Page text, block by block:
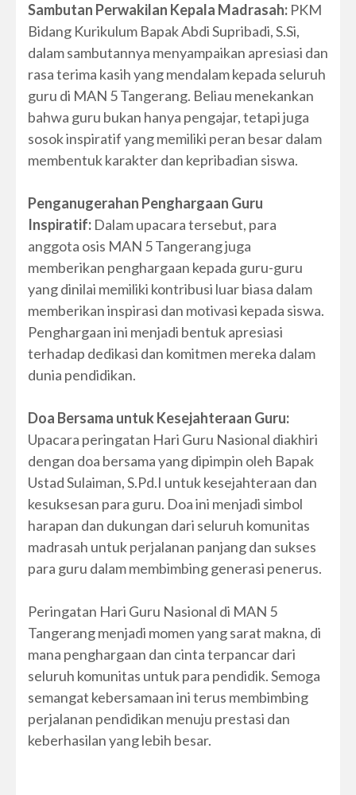
Sambutan Perwakilan Kepala Madrasah: PKM
Bidang Kurikulum Bapak Abdi Supribadi, S.Si,
dalam sambutannya menyampaikan apresiasi dan
rasa terima kasih yang mendalam kepada seluruh
guru di MAN 5 Tangerang. Beliau menekankan
bahwa guru bukan hanya pengajar, tetapi juga
sosok inspiratif yang memiliki peran besar dalam
membentuk karakter dan kepribadian siswa.
Penganugerahan Penghargaan Guru
Inspiratif: Dalam upacara tersebut, para
anggota osis MAN 5 Tangerang juga
memberikan penghargaan kepada guru-guru
yang dinilai memiliki kontribusi luar biasa dalam
memberikan inspirasi dan motivasi kepada siswa.
Penghargaan ini menjadi bentuk apresiasi
terhadap dedikasi dan komitmen mereka dalam
dunia pendidikan.
Doa Bersama untuk Kesejahteraan Guru:
Upacara peringatan Hari Guru Nasional diakhiri
dengan doa bersama yang dipimpin oleh Bapak
Ustad Sulaiman, S.Pd.I untuk kesejahteraan dan
kesuksesan para guru. Doa ini menjadi simbol
harapan dan dukungan dari seluruh komunitas
madrasah untuk perjalanan panjang dan sukses
para guru dalam membimbing generasi penerus.
Peringatan Hari Guru Nasional di MAN 5
Tangerang menjadi momen yang sarat makna, di
mana penghargaan dan cinta terpancar dari
seluruh komunitas untuk para pendidik. Semoga
semangat kebersamaan ini terus membimbing
perjalanan pendidikan menuju prestasi dan
keberhasilan yang lebih besar.